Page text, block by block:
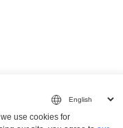
use cookies for